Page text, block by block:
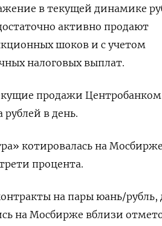
в текущей динамике
активно продают
шоков и с учетом
налоговых выплат.
продажи Центробанком
в день.
котировалась на Мосбирже
процента.
на пары юань/рубль,
на Мосбирже вблизи